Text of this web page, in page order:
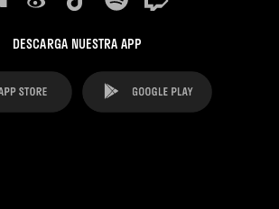
DESCARGA NUESTRA APP